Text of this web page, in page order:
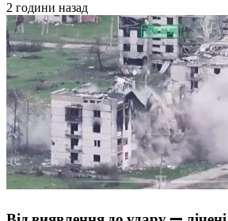
2 години назад